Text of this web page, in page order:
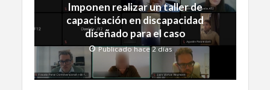
Imponen realizar un taller de
capacitación en discapacidad
diseñado para el caso
Publicado hace 2 días